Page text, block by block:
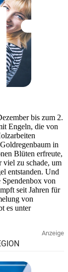
bis zum 2.
Engeln, die von
in
Blüten erfreute,
viel zu schade, um
entstanden. Und
von
seit Jahren für
von
es unter